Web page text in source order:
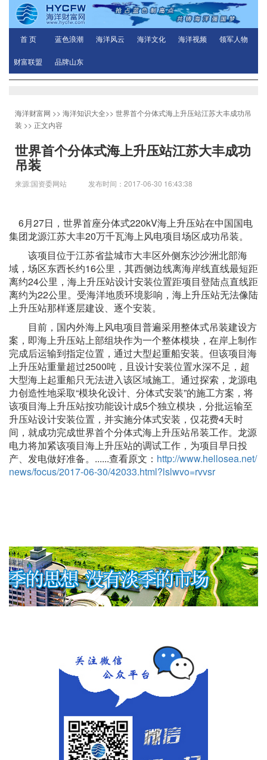
首 页 蓝色浪潮 海洋风云 海洋文化 海洋视频 领军人物
财富联盟 品牌山东
海洋财富网 >> 海洋知识大全>> 世界首个分体式海上升压站江苏大丰成功吊
装 >> 正文内容
世界首个分体式海上升压站江苏大丰成功
吊装
来源:国资委网站 发布时间：2017-06-30 16:43:38
6月27日，世界首座分体式220kV海上升压站在中国国电
集团龙源江苏大丰20万千瓦海上风电项目场区成功吊装。
该项目位于江苏省盐城市大丰区外侧东沙沙洲北部海
域，场区东西长约16公里，其西侧边线离海岸线直线最短距
离约24公里，海上升压站设计安装位置距项目登陆点直线距
离约为22公里。受海洋地质环境影响，海上升压站无法像陆
上升压站那样逐层建设、逐个安装。
目前，国内外海上风电项目普遍采用整体式吊装建设方
案，即海上升压站上部组块作为一个整体模块，在岸上制作
完成后运输到指定位置，通过大型起重船安装。但该项目海
上升压站重量超过2500吨，且设计安装位置水深不足，超
大型海上起重船只无法进入该区域施工。通过探索，龙源电
力创造性地采取“模块化设计、分体式安装”的施工方案，将
该项目海上升压站按功能设计成5个独立模块，分批运输至
升压站设计安装位置，并实施分体式安装，仅花费4天时
间，就成功完成世界首个分体式海上升压站吊装工作。龙源
电力将加紧该项目海上升压站的调试工作，为项目早日投
产、发电做好准备。......查看原文： http://www.hellosea.net/
news/focus/2017-06-30/42033.html?lslwvo=rvvsr